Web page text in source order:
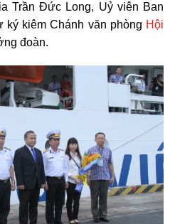
Trần Đức Long, Uỷ viên Ban
kiêm Chánh văn phòng Hội
đoàn.